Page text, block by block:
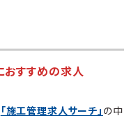
おすすめの求人
「施工管理求人サーチ」 の中